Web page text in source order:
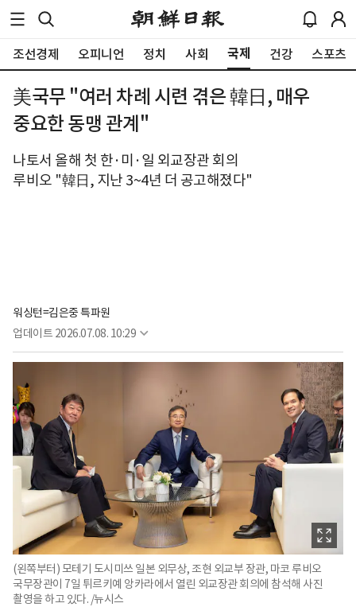
조선경제 오피니언 정치 사회 국제 건강 스포츠
美국무 "여러 차례 시련 겪은 韓日, 매우
중요한 동맹 관계"
나토서 올해 첫 한·미·일 외교장관 회의
루비오 "韓日, 지난 3~4년 더 공고해졌다"
워싱턴=김은중 특파원
업데이트 2026.07.08. 10:29
(왼쪽부터) 모테기 도시미쓰 일본 외무상, 조현 외교부 장관, 마코 루비오
국무장관이 7일 튀르키예 앙카라에서 열린 외교장관 회의에 참석해 사진
촬영을 하고 있다. /뉴시스